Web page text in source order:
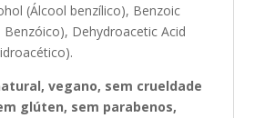
(Álcool benzílico), Benzoic
Benzóico), Dehydroacetic Acid
vegano, sem crueldade
glúten, sem parabenos,